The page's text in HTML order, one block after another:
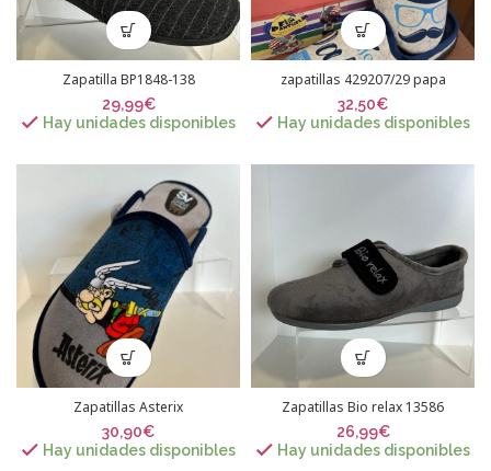
Zapatilla BP1848-138
29,99€
Hay unidades disponibles
zapatillas 429207/29 papa
32,50€
Hay unidades disponibles
Zapatillas Asterix
30,90€
Hay unidades disponibles
Zapatillas Bio relax 13586
26,99€
Hay unidades disponibles